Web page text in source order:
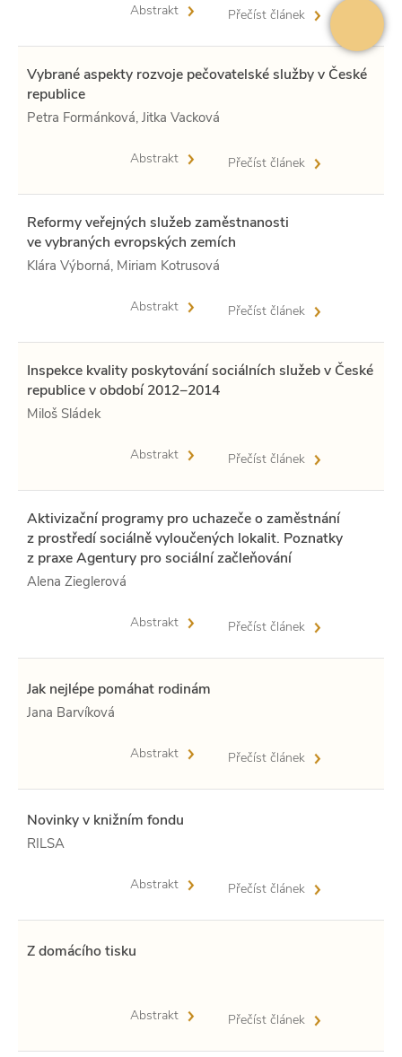
Přečíst článek
Abstrakt
Vybrané aspekty rozvoje pečovatelské služby v České
republice
Petra Formánková, Jitka Vacková
Přečíst článek
Abstrakt
Reformy veřejných služeb zaměstnanosti
ve vybraných evropských zemích
Klára Výborná, Miriam Kotrusová
Přečíst článek
Abstrakt
Inspekce kvality poskytování sociálních služeb v České
republice v období 2012−2014
Miloš Sládek
Přečíst článek
Abstrakt
Aktivizační programy pro uchazeče o zaměstnání
z prostředí sociálně vyloučených lokalit. Poznatky
z praxe Agentury pro sociální začleňování
Alena Zieglerová
Přečíst článek
Abstrakt
Jak nejlépe pomáhat rodinám
Jana Barvíková
Přečíst článek
Abstrakt
Novinky v knižním fondu
RILSA
Přečíst článek
Abstrakt
Z domácího tisku
Přečíst článek
Abstrakt